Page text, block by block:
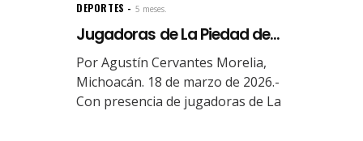
DEPORTES 5 meses.
Jugadoras de La Piedad de...
Por Agustín Cervantes Morelia,
Michoacán. 18 de marzo de 2026.-
Con presencia de jugadoras de La